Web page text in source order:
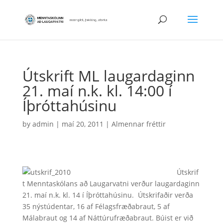
Útskrift ML laugardaginn
21. maí n.k. kl. 14:00 í
Íþróttahúsinu
by admin | maí 20, 2011 | Almennar fréttir
Útskrif
t Menntaskólans að Laugarvatni verður laugardaginn
21. maí n.k. kl. 14 í Íþróttahúsinu. Útskrifaðir verða
35 nýstúdentar, 16 af Félagsfræðabraut, 5 af
Málabraut og 14 af Náttúrufræðabraut. Búist er við